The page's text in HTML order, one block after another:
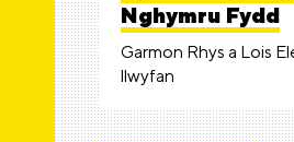
Nghymru Fydd
Garmon Rhys a Lois
llwyfan